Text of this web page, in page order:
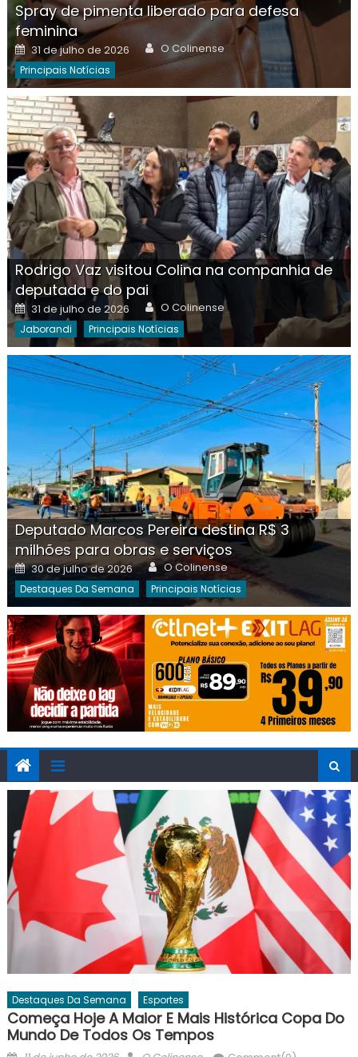
Spray de pimenta liberado para defesa
feminina
Posted
on
31 de julho de 2026 Author
O Colinense
Principais Notícias
Rodrigo Vaz visitou Colina na companhia de
deputada e do pai
Posted
on
31 de julho de 2026 Author
O Colinense
Jaborandi Principais Notícias
Deputado Marcos Pereira destina R$ 3
milhões para obras e serviços
Posted
on
30 de julho de 2026 Author
O Colinense
Destaques Da Semana Principais Notícias
Destaques Da Semana Esportes
Começa Hoje A Maior E Mais Histórica Copa Do
Mundo De Todos Os Tempos